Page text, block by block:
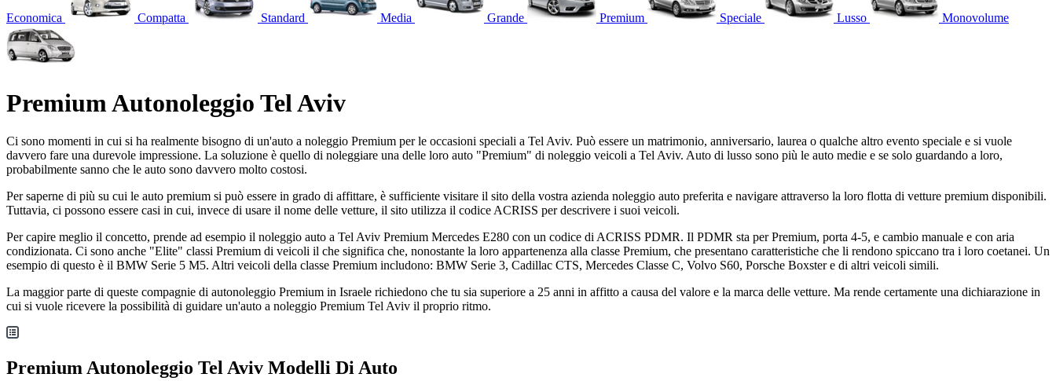
Economica Compatta Standard Media Grande Premium Speciale Lusso Monovolume
Premium Autonoleggio Tel Aviv
Ci sono momenti in cui si ha realmente bisogno di un'auto a noleggio Premium per le occasioni speciali a Tel Aviv. Può essere un matrimonio, anniversario, laurea o qualche altro evento speciale e si vuole
davvero fare una durevole impressione. La soluzione è quello di noleggiare una delle loro auto "Premium" di noleggio veicoli a Tel Aviv. Auto di lusso sono più le auto medie e se solo guardando a loro,
probabilmente sanno che le auto sono davvero molto costosi.
Per saperne di più su cui le auto premium si può essere in grado di affittare, è sufficiente visitare il sito della vostra azienda noleggio auto preferita e navigare attraverso la loro flotta di vetture premium disponibili.
Tuttavia, ci possono essere casi in cui, invece di usare il nome delle vetture, il sito utilizza il codice ACRISS per descrivere i suoi veicoli.
Per capire meglio il concetto, prende ad esempio il noleggio auto a Tel Aviv Premium Mercedes E280 con un codice di ACRISS PDMR. Il PDMR sta per Premium, porta 4-5, e cambio manuale e con aria
condizionata. Ci sono anche "Elite" classi Premium di veicoli il che significa che, nonostante la loro appartenenza alla classe Premium, che presentano caratteristiche che li rendono spiccano tra i loro coetanei. Un
esempio di questo è il BMW Serie 5 M5. Altri veicoli della classe Premium includono: BMW Serie 3, Cadillac CTS, Mercedes Classe C, Volvo S60, Porsche Boxster e di altri veicoli simili.
La maggior parte di queste compagnie di autonoleggio Premium in Israele richiedono che tu sia superiore a 25 anni in affitto a causa del valore e la marca delle vetture. Ma rende certamente una dichiarazione in
cui si vuole ricevere la possibilità di guidare un'auto a noleggio Premium Tel Aviv il proprio ritmo.
Premium Autonoleggio Tel Aviv Modelli Di Auto